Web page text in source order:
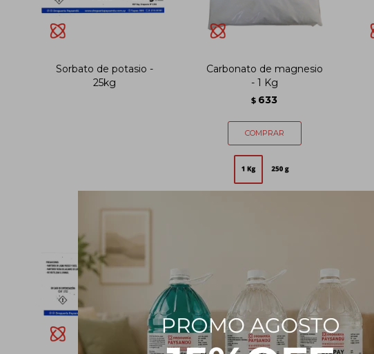
Sorbato de potasio -
25kg
Carbonato de magnesio
- 1 Kg
$ 633